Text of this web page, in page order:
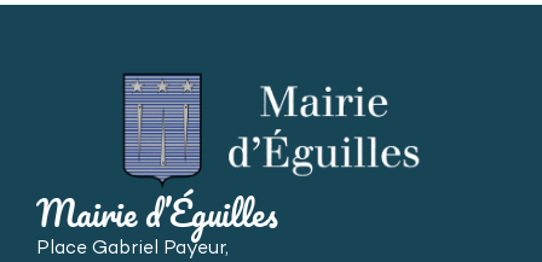
Mairie d’Éguilles
Place Gabriel Payeur,